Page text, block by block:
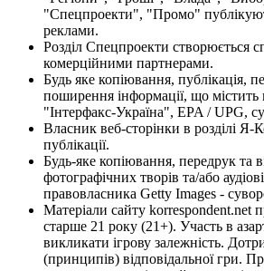
"Спецпроекти", "Промо"
реклами.
Розділ Спецпроекти створюється
комерційними партнерами.
Будь яке копіювання, публікація,
поширення інформації, що містить
"Інтерфакс-Україна", EPA / UPG,
Власник веб-сторінки в розділі Я-
публікації.
Будь-яке копіювання, передрук та
фотографічних творів та/або
правовласника Getty Images -
Матеріали сайту korrespondent.net
старше 21 року (21+). Участь в
викликати ігрову залежність.
(принципів) відповідальної гри.